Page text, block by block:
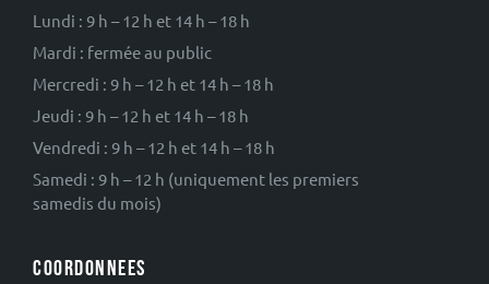
Lundi : 9 h – 12 h et 14 h – 18 h
Mardi : fermée au public
Mercredi : 9 h – 12 h et 14 h – 18 h
Jeudi : 9 h – 12 h et 14 h – 18 h
Vendredi : 9 h – 12 h et 14 h – 18 h
Samedi : 9 h – 12 h (uniquement les premiers
samedis du mois)
COORDONNEES